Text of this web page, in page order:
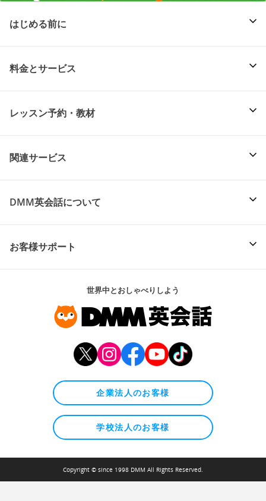
はじめる前に
料金とサービス
レッスン予約・教材
関連サービス
DMM英会話について
お客様サポート
世界中とおしゃべりしよう
企業法人のお客様
学校法人のお客様
Copyright © since 1998 DMM All Rights Reserved.